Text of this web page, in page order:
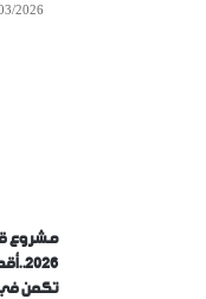
2026
مشروع
تكمن